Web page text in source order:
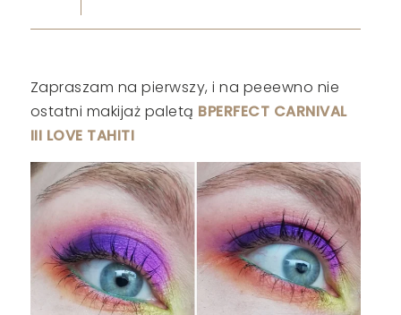
Zapraszam na pierwszy, i na peeewno nie
ostatni makijaż paletą BPERFECT CARNIVAL
III LOVE TAHITI